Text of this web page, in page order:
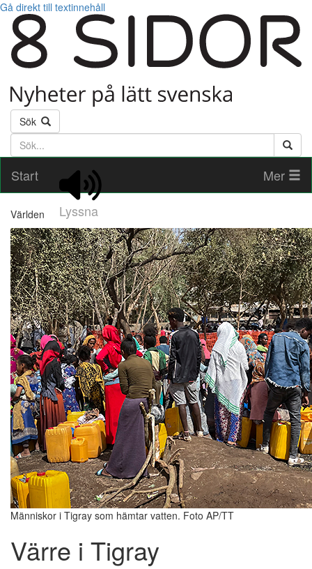
Gå direkt till textinnehåll
Sök
Söktext
Start
Lyssna
Mer
Världen
Människor i Tigray som hämtar vatten. Foto AP/TT
Värre i Tigray